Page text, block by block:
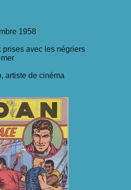
1958
prises avec les négriers
artiste de cinéma